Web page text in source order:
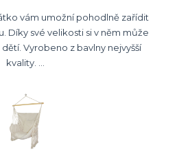
vám umožní pohodlně zařídit
Díky své velikosti si v něm může
Vyrobeno z bavlny nejvyšší
kvality. ...